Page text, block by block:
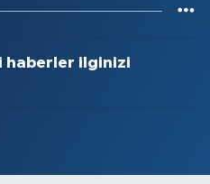
haberler ilginizi